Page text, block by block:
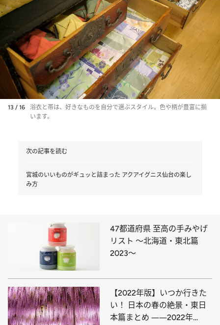
13 / 16
浴衣と帯は、好きなものを自分で選ぶスタイル。色や柄が豊富に揃
います。
次の記事を読む
宮城のいいものがギュッと詰まった アクアイグニス仙台の楽し
み方
47都道府県 至高の手みやげ
リスト ～北海道・東北篇
2023～
【2022年版】いつか行きた
い！ 日本の春の絶景・東日
本篇まとめ ――2022年